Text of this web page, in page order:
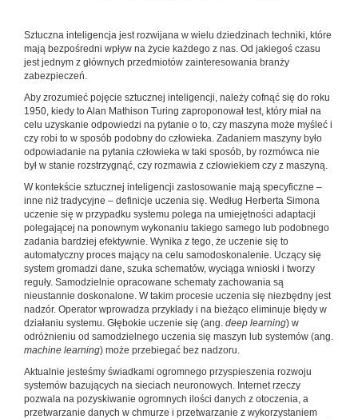
Sztuczna inteligencja jest rozwijana w wielu dziedzinach techniki, które
mają bezpośredni wpływ na życie każdego z nas. Od jakiegoś czasu
jest jednym z głównych przedmiotów zainteresowania branży
zabezpieczeń.
Aby zrozumieć pojęcie sztucznej inteligencji, należy cofnąć się do roku
1950, kiedy to Alan Mathison Turing zaproponował test, który miał na
celu uzyskanie odpowiedzi na pytanie o to, czy maszyna może myśleć i
czy robi to w sposób podobny do człowieka. Zadaniem maszyny było
odpowiadanie na pytania człowieka w taki sposób, by rozmówca nie
był w stanie rozstrzygnąć, czy rozmawia z człowiekiem czy z maszyną.
W kontekście sztucznej inteligencji zastosowanie mają specyficzne –
inne niż tradycyjne – definicje uczenia się. Według Herberta Simona
uczenie się w przypadku systemu polega na umiejętności adaptacji
polegającej na ponownym wykonaniu takiego samego lub podobnego
zadania bardziej efektywnie. Wynika z tego, że uczenie się to
automatyczny proces mający na celu samodoskonalenie. Uczący się
system gromadzi dane, szuka schematów, wyciąga wnioski i tworzy
reguły. Samodzielnie opracowane schematy zachowania są
nieustannie doskonalone. W takim procesie uczenia się niezbędny jest
nadzór. Operator wprowadza przykłady i na bieżąco eliminuje błędy w
działaniu systemu. Głębokie uczenie się (ang. deep learning) w
odróżnieniu od samodzielnego uczenia się maszyn lub systemów (ang.
machine learning) może przebiegać bez nadzoru.
Aktualnie jesteśmy świadkami ogromnego przyspieszenia rozwoju
systemów bazujących na sieciach neuronowych. Internet rzeczy
pozwala na pozyskiwanie ogromnych ilości danych z otoczenia, a
przetwarzanie danych w chmurze i przetwarzanie z wykorzystaniem